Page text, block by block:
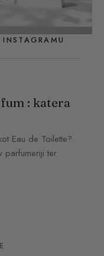
: katera
Eau de Toilette?
parfumeriji ter